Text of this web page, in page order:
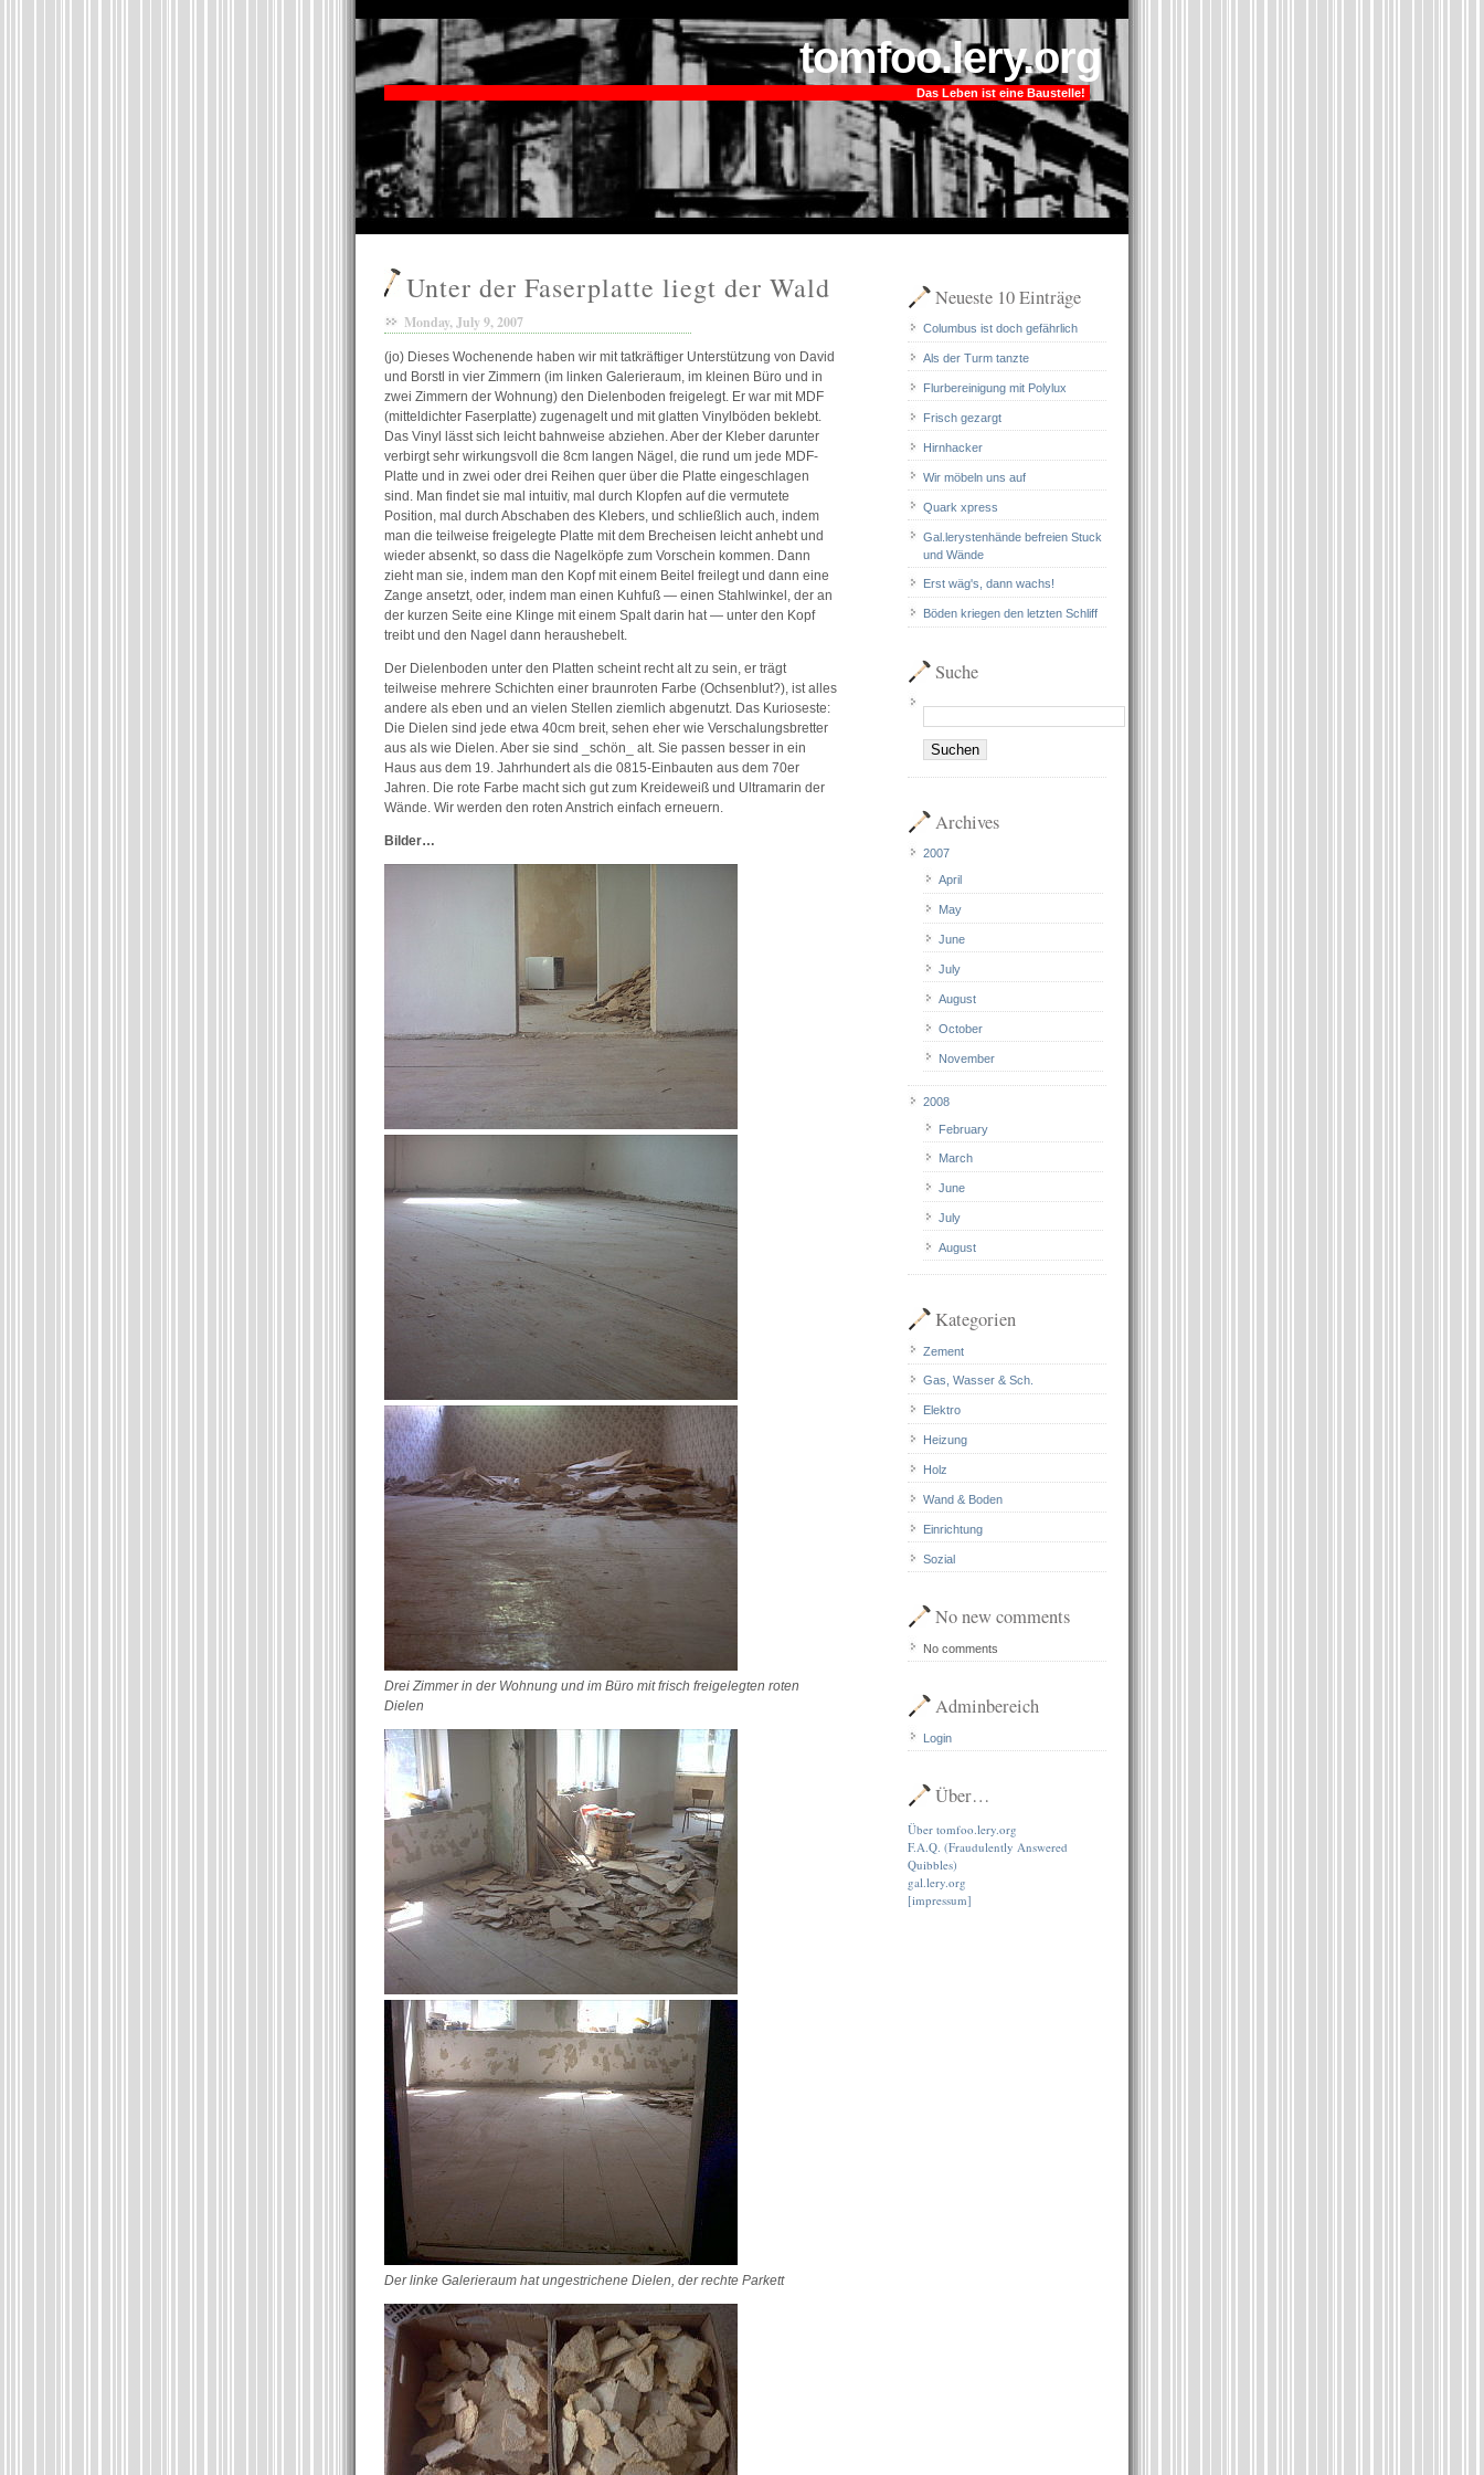
tomfoo.lery.org
Das Leben ist eine Baustelle!
Unter der Faserplatte liegt der Wald
Monday, July 9, 2007
(jo) Dieses Wochenende haben wir mit tatkräftiger Unterstützung von David
und Borstl in vier Zimmern (im linken Galerieraum, im kleinen Büro und in
zwei Zimmern der Wohnung) den Dielenboden freigelegt. Er war mit MDF
(mitteldichter Faserplatte) zugenagelt und mit glatten Vinylböden beklebt.
Das Vinyl lässt sich leicht bahnweise abziehen. Aber der Kleber darunter
verbirgt sehr wirkungsvoll die 8cm langen Nägel, die rund um jede MDF-
Platte und in zwei oder drei Reihen quer über die Platte eingeschlagen
sind. Man findet sie mal intuitiv, mal durch Klopfen auf die vermutete
Position, mal durch Abschaben des Klebers, und schließlich auch, indem
man die teilweise freigelegte Platte mit dem Brecheisen leicht anhebt und
wieder absenkt, so dass die Nagelköpfe zum Vorschein kommen. Dann
zieht man sie, indem man den Kopf mit einem Beitel freilegt und dann eine
Zange ansetzt, oder, indem man einen Kuhfuß — einen Stahlwinkel, der an
der kurzen Seite eine Klinge mit einem Spalt darin hat — unter den Kopf
treibt und den Nagel dann heraushebelt.
Der Dielenboden unter den Platten scheint recht alt zu sein, er trägt
teilweise mehrere Schichten einer braunroten Farbe (Ochsenblut?), ist alles
andere als eben und an vielen Stellen ziemlich abgenutzt. Das Kurioseste:
Die Dielen sind jede etwa 40cm breit, sehen eher wie Verschalungsbretter
aus als wie Dielen. Aber sie sind _schön_ alt. Sie passen besser in ein
Haus aus dem 19. Jahrhundert als die 0815-Einbauten aus dem 70er
Jahren. Die rote Farbe macht sich gut zum Kreideweiß und Ultramarin der
Wände. Wir werden den roten Anstrich einfach erneuern.
Bilder…
Drei Zimmer in der Wohnung und im Büro mit frisch freigelegten roten
Dielen
Der linke Galerieraum hat ungestrichene Dielen, der rechte Parkett
Neueste 10 Einträge
Columbus ist doch gefährlich
Als der Turm tanzte
Flurbereinigung mit Polylux
Frisch gezargt
Hirnhacker
Wir möbeln uns auf
Quark xpress
Gal.lerystenhände befreien Stuck
und Wände
Erst wäg's, dann wachs!
Böden kriegen den letzten Schliff
Suche
Archives
2007
April
May
June
July
August
October
November
2008
February
March
June
July
August
Kategorien
Zement
Gas, Wasser & Sch.
Elektro
Heizung
Holz
Wand & Boden
Einrichtung
Sozial
No new comments
No comments
Adminbereich
Login
Über…
Über tomfoo.lery.org
F.A.Q. (Fraudulently Answered
Quibbles)
gal.lery.org
[impressum]